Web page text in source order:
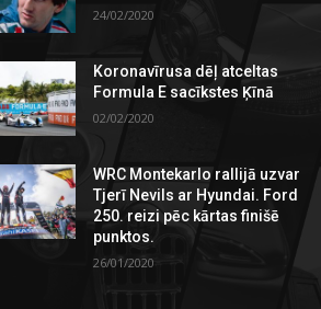
24/02/2020
Koronavīrusa dēļ atceltas
Formula E sacīkstes Ķīnā
02/02/2020
WRC Montekarlo rallijā uzvar
Tjerī Nevils ar Hyundai. Ford
250. reizi pēc kārtas finišē
punktos.
26/01/2020